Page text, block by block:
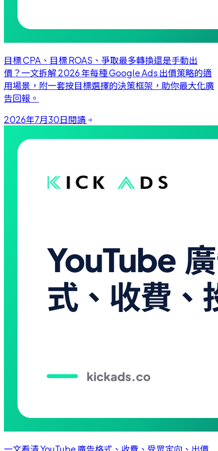
目標 CPA、目標 ROAS、爭取最多轉換還是手動出
價？一文拆解 2026 年每種 Google Ads 出價策略的適
用場景，附一套按目標選擇的決策框架，助你最大化廣
告回報。
2026年7月30日閱讀
一文看清 YouTube 廣告格式、收費、受眾定向、出價